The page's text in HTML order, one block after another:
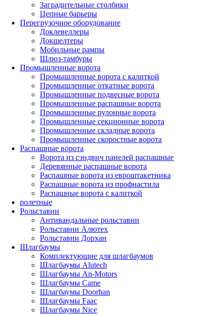
Заградительные столбики
Цепные барьеры
Перегрузочное оборудование
Доклевеллеры
Докшелтеры
Мобильные рампы
Шлюз-тамбуры
Промышленные ворота
Промышленные ворота с калиткой
Промышленные откатные ворота
Промышленные подвесные ворота
Промышленные распашные ворота
Промышленные рулонные ворота
Промышленные секционные ворота
Промышленные складные ворота
Промышленные скоростные ворота
Распашные ворота
Ворота из сэндвич панелей распашные
Деревянные распашные ворота
Распашные ворота из евроштакетника
Распашные ворота из профнастила
Распашные ворота с калиткой
ролетные
Рольставни
Антивандальные рольставни
Рольставни Алютех
Рольставни Дорхан
Шлагбаумы
Комплектующие для шлагбаумов
Шлагбаумы Alutech
Шлагбаумы An-Motors
Шлагбаумы Came
Шлагбаумы Doorhan
Шлагбаумы Faac
Шлагбаумы Nice